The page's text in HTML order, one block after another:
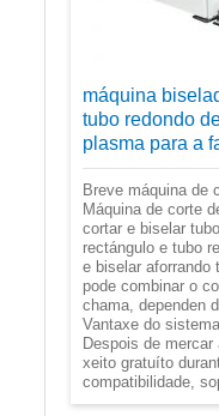
máquina
tubo redondo
plasma para a
Breve máquina de
Máquina de corte
cortar e biselar
rectángulo e tubo
e biselar aforrando
pode combinar o
chama, dependen
Vantaxe do
Despois de
xeito gratuíto
compatibilidade,